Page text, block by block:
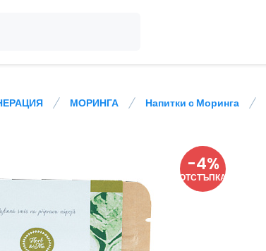
МОРИНГА Напитки с Моринга
-4%
ОТСТЪПКА